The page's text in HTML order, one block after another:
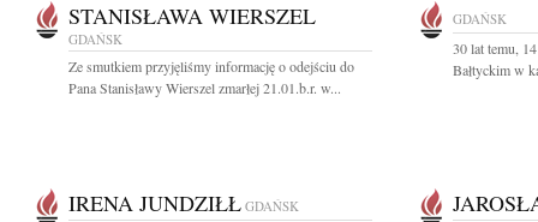
STANISŁAWA WIERSZEL
GDAŃSK
Ze smutkiem przyjęliśmy informację o odejściu do
Pana Stanisławy Wierszel zmarłej 21.01.b.r. w...
GDAŃSK
30 lat temu,
Bałtyckim w
IRENA JUNDZIŁŁ GDAŃSK